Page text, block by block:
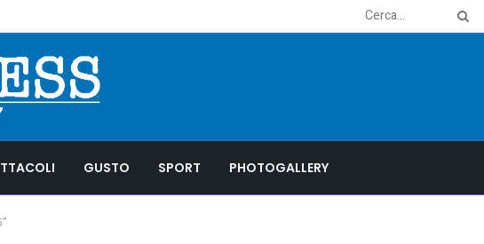
GUSTO SPORT PHOTOGALLERY